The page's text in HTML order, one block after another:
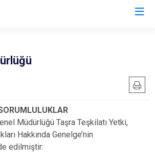
Kepsut
Manyas
Müdürlüğü Taşra Teşkilatı Yetki,
Hakkında Genelge’nin
edilmiştir: